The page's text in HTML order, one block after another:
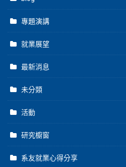
專題演講
就業展望
最新消息
未分類
活動
研究櫥窗
系友就業心得分享